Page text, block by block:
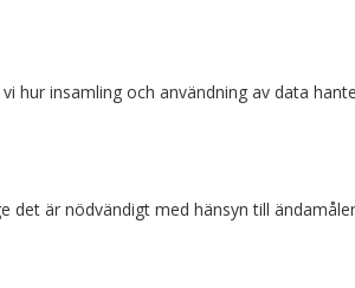
hur insamling och användning av data
är nödvändigt med hänsyn till